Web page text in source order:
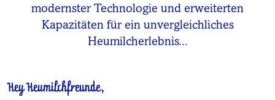
modernster Technologie und erweiterten
Kapazitäten für ein unvergleichliches
Heumilcherlebnis...
Hey Heumilchfreunde,